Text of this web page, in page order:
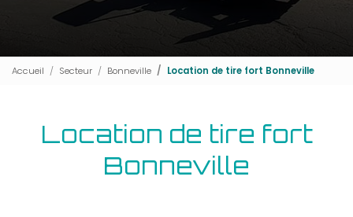
Accueil Secteur Bonneville Location de tire fort Bonneville
Location de tire fort
Bonneville